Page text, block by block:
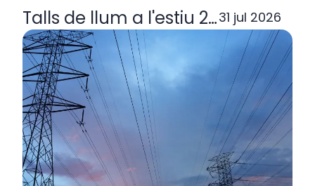
Talls de llum a l'estiu 2026: per
31 jul 2026